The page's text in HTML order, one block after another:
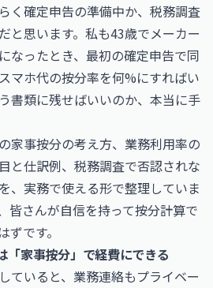
く確定申告の準備中か、税務調査
と思います。私も43歳でメーカー
なったとき、最初の確定申告で同
マホ代の按分率を何%にすればい
書類に残せばいいのか、本当に手
家事按分の考え方、業務利用率の
と仕訳例、税務調査で否認されな
、実務で使える形で整理していま
皆さんが自信を持って按分計算で
です。
「家事按分」で経費にできる
ていると、業務連絡もプライベー